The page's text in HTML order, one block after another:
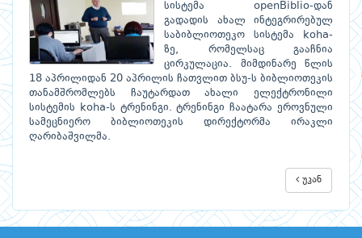
სისტემა openBiblio-დან
გადადის ახალ ინტეგრირებულ
საბიბლიოთეკო სისტემა koha-
ზე, რომელსაც გააჩნია
ცირკულაცია. მიმდინარე წლის
18 აპრილიდან 20 აპრილის ჩათვლით ბსუ-ს ბიბლიოთეკის
თანამშრომლებს ჩაუტარდათ ახალი ელექტრონილი
სისტემის koha-ს ტრენინგი. ტრენინგი ჩაატარა ეროვნული
სამეცნიერო ბიბლიოთეკის დირექტორმა ირაკლი
ღარიბაშვილმა.
უკან